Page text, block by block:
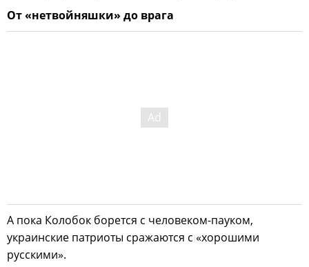
От «нетвойняшки» до врага
А пока Колобок борется с человеком-пауком,
украинские патриоты сражаются с «хорошими
русскими».